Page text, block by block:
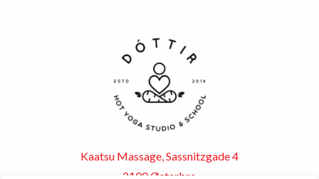
Kaatsu Massage, Sassnitzgade 4
2100 Østerbro